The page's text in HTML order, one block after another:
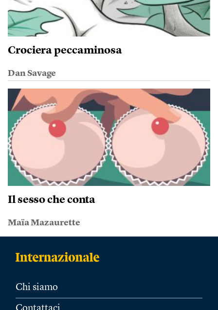
Crociera peccaminosa
Dan Savage
Il sesso che conta
Maïa Mazaurette
Chi siamo